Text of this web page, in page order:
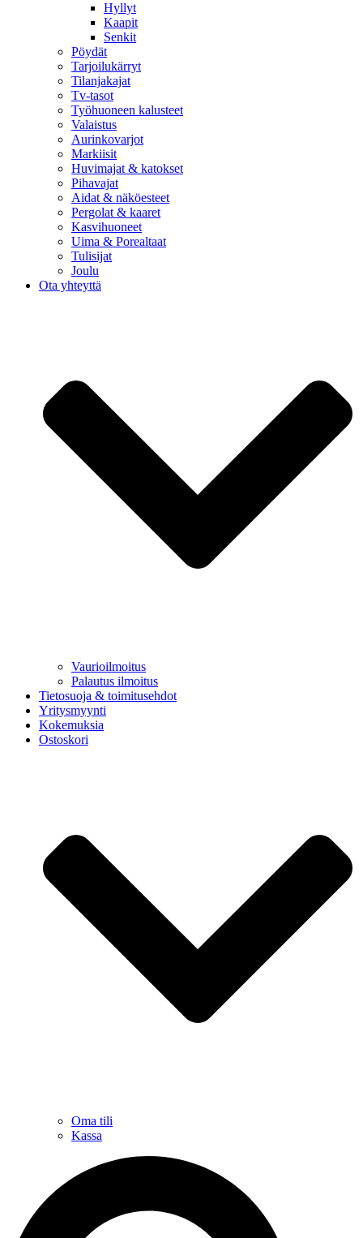
Hyllyt
Kaapit
Senkit
Pöydät
Tarjoilukärryt
Tilanjakajat
Tv-tasot
Työhuoneen kalusteet
Valaistus
Aurinkovarjot
Markiisit
Huvimajat & katokset
Pihavajat
Aidat & näköesteet
Pergolat & kaaret
Kasvihuoneet
Uima & Porealtaat
Tulisijat
Joulu
Ota yhteyttä
Vaurioilmoitus
Palautus ilmoitus
Tietosuoja & toimitusehdot
Yritysmyynti
Kokemuksia
Ostoskori
Oma tili
Kassa